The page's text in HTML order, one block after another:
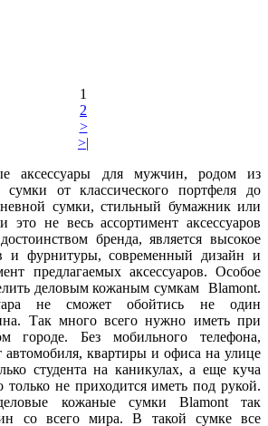
1
2
>
>|
аксессуары для мужчин, родом из
от классического портфеля до
сумки, стильный бумажник или
это не весь ассортимент аксессуаров
бренда, является высокое
и фурнитуры, современный дизайн и
предлагаемых аксессуаров. Особое
деловым кожаным сумкам Blamont.
не сможет обойтись не один
Так много всего нужно иметь при
городе. Без мобильного телефона,
квартиры и офиса на улице
студента на каникулах, а еще куча
только не приходится иметь под рукой.
кожаные сумки Blamontтак
со всего мира. В такой сумке все